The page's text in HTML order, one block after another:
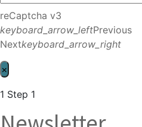
reCaptcha v3
keyboard_arrow_leftPrevious
Nextkeyboard_arrow_right
×
1 Step 1